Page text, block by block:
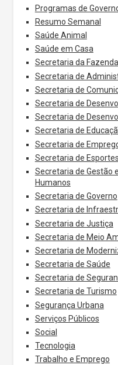
Programas de
Resumo Semanal
Saúde Animal
Saúde em Casa
Secretaria da
Secretaria de
Secretaria de
Secretaria de
Secretaria de
Secretaria de
Secretaria de
Secretaria de
Secretaria de Gestão
Humanos
Secretaria de Governo
Secretaria de
Secretaria de Justiça
Secretaria de Meio
Secretaria de
Secretaria de Saúde
Secretaria de
Secretaria de Turismo
Segurança Urbana
Serviços Públicos
Social
Tecnologia
Trabalho e Emprego